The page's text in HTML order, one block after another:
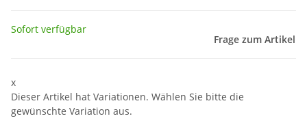
Sofort verfügbar
Frage zum Artikel
x
Dieser Artikel hat Variationen. Wählen Sie bitte die
gewünschte Variation aus.